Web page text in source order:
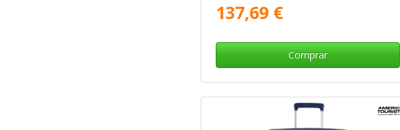
137,69 €
Comprar